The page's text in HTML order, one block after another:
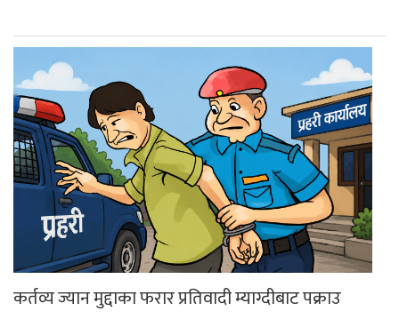
कर्तव्य ज्यान मुद्दाका फरार प्रतिवादी म्याग्दीबाट पक्राउ